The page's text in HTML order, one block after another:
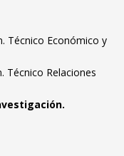
Técnico Económico y
Técnico Relaciones